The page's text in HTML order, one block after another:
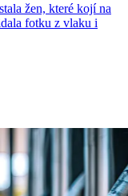
žen, které kojí na
fotku z vlaku i